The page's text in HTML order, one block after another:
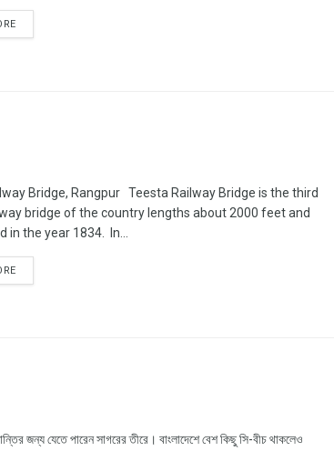
Bridge, Rangpur Teesta Railway Bridge is the third
bridge of the country lengths about 2000 feet and
in the year 1834. In...
জন্য যেতে পারেন সাগরের তীরে। বাংলাদেশে বেশ কিছু সি-বীচ থাকলেও